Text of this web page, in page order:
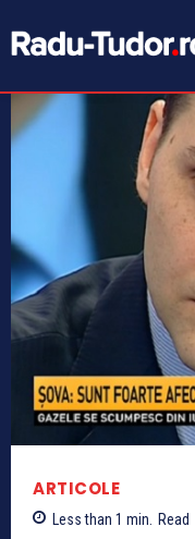
ARTICOLE
Less than 1 min. Read